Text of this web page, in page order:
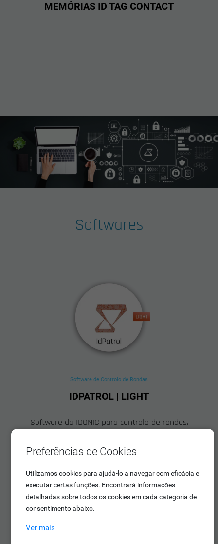
MEMÓRIAS ID TAG CONTACT
Softwares
Software de Controlo de Rondas
IDPATROL | LIGHT
Software da IDONIC para controlo de rondas.
Preferências de Cookies
Utilizamos cookies para ajudá-lo a navegar com eficácia e
executar certas funções. Encontrará informações
detalhadas sobre todos os cookies em cada categoria de
consentimento abaixo.
Ver mais